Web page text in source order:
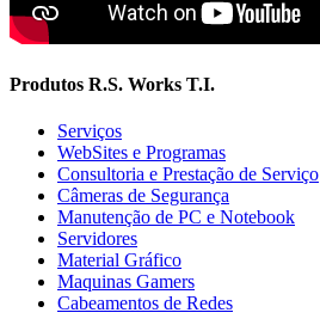
Produtos R.S. Works T.I.
Serviços
WebSites e Programas
Consultoria e Prestação de Serviço
Câmeras de Segurança
Manutenção de PC e Notebook
Servidores
Material Gráfico
Maquinas Gamers
Cabeamentos de Redes